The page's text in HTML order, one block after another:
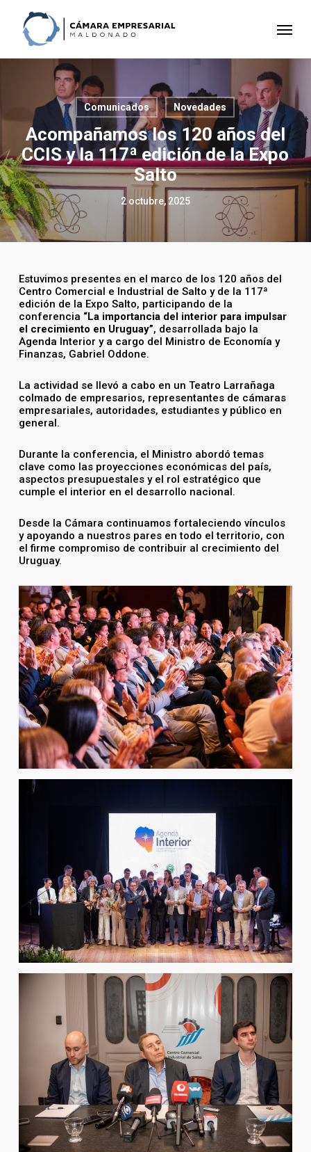
main
content
Comunicados Novedades
Acompañamos los 120 años del
CCIS y la 117ª edición de la Expo
Salto
2 octubre, 2025
Estuvimos presentes en el marco de los 120 años del
Centro Comercial e Industrial de Salto y de la 117ª
edición de la Expo Salto, participando de la
conferencia “La importancia del interior para impulsar
el crecimiento en Uruguay”, desarrollada bajo la
Agenda Interior y a cargo del Ministro de Economía y
Finanzas, Gabriel Oddone.
La actividad se llevó a cabo en un Teatro Larrañaga
colmado de empresarios, representantes de cámaras
empresariales, autoridades, estudiantes y público en
general.
Durante la conferencia, el Ministro abordó temas
clave como las proyecciones económicas del país,
aspectos presupuestales y el rol estratégico que
cumple el interior en el desarrollo nacional.
Desde la Cámara continuamos fortaleciendo vínculos
y apoyando a nuestros pares en todo el territorio, con
el firme compromiso de contribuir al crecimiento del
Uruguay.